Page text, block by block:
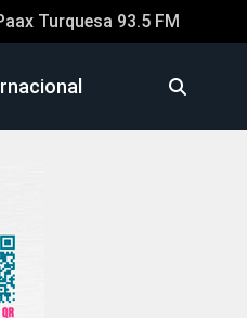
Turquesa 93.5 FM